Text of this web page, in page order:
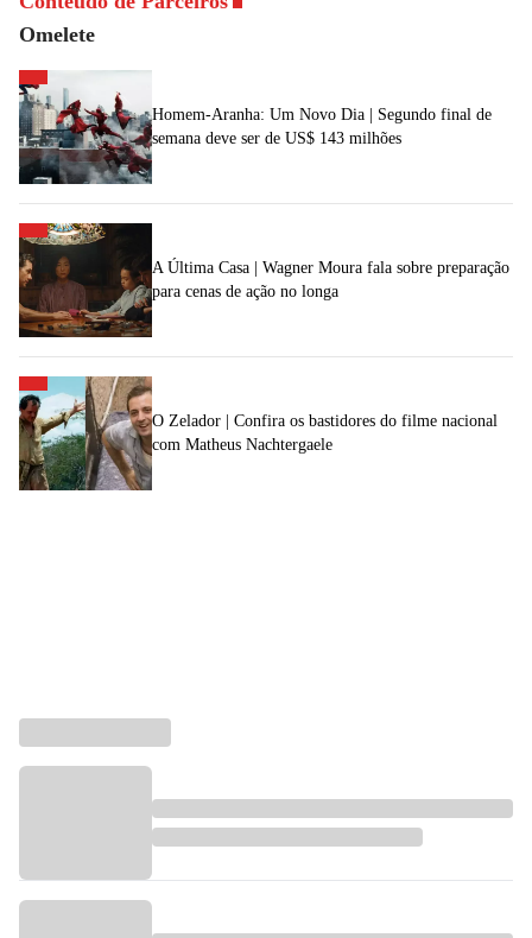
Omelete
Homem-Aranha: Um Novo Dia | Segundo final de
semana deve ser de US$ 143 milhões
A Última Casa | Wagner Moura fala sobre preparação
para cenas de ação no longa
O Zelador | Confira os bastidores do filme nacional
com Matheus Nachtergaele